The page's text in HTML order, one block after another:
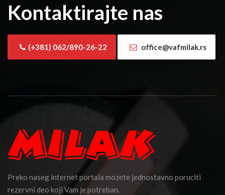
Kontaktirajte nas
(+381) 062/890-26-22 office@vafmilak.rs
Preko naseg internet portala mozete jednostavno poruciti
rezervni deo koji Vam je potreban.